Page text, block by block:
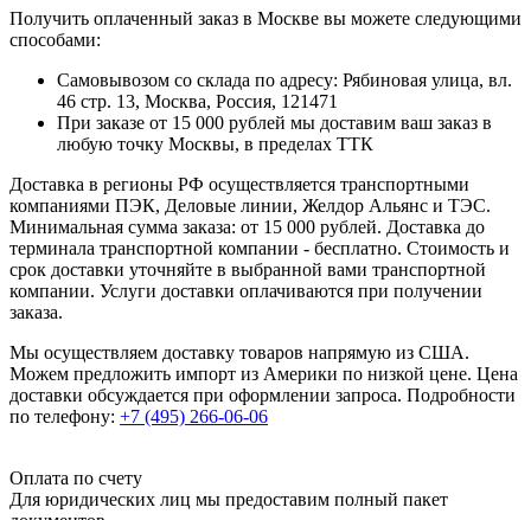
Получить оплаченный заказ в Москве вы можете следующими
способами:
Самовывозом со склада по адресу: Рябиновая улица, вл.
46 стр. 13, Москва, Россия, 121471
При заказе от 15 000 рублей мы доставим ваш заказ в
любую точку Москвы, в пределах ТТК
Доставка в регионы РФ осуществляется транспортными
компаниями ПЭК, Деловые линии, Желдор Альянс и ТЭС.
Минимальная сумма заказа: от 15 000 рублей. Доставка до
терминала транспортной компании - бесплатно. Стоимость и
срок доставки уточняйте в выбранной вами транспортной
компании. Услуги доставки оплачиваются при получении
заказа.
Мы осуществляем доставку товаров напрямую из США.
Можем предложить импорт из Америки по низкой цене. Цена
доставки обсуждается при оформлении запроса. Подробности
по телефону: +7 (495) 266-06-06
Оплата по счету
Для юридических лиц мы предоставим полный пакет